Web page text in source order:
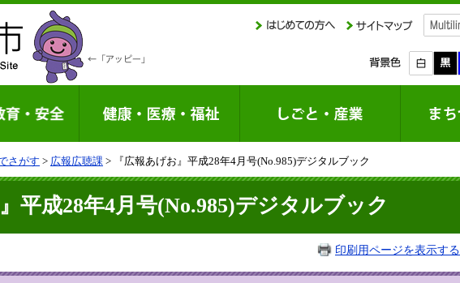
さがす > 広報広聴課 > 『広報あげお』平成28年4月号(No.985)デジタルブック
平成28年4月号(No.985)デジタルブック
印刷用ページを表示する